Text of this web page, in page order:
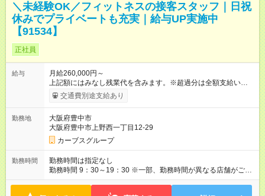
＼未経験OK／フィットネスの接客スタッフ｜日祝
休みでプライベートも充実｜給与UP実施中
【91534】
正社員
給与
月給260,000円～
上記額にはみなし残業代を含みます。※超過分は全額支給いたし
ます。 みなし残業代 28,000円／月 みなし残業時間 20時間／月
【試用期間】試用期間あり 試用期間の長さ：3ヶ月 ※ 雇用形態
用時と同じです。 給与：月給 250,000円以上
交通費別途支給あり
勤務地
大阪府豊中市
大阪府豊中市上野西一丁目12-29
カーブスグループ
勤務時間
勤務時間は指定なし
勤務時間 9：30～19：30 ※一部、勤務時間が異なる店舗がござ
います。 ＜営業時間＞ 平日／10：00～13：00、15：00～19：